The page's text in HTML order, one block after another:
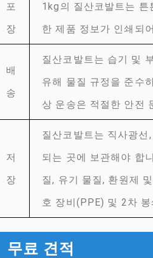
포
장
1kg의 질산코발트는 튼
한 제품 정보가 인쇄되
배
송
질산코발트는 습기 및
유해 물질 규정을 준수
상 운송은 적절한 안전
저
장
질산코발트는 직사광
되는 곳에 보관해야 합
질, 유기 물질, 환원제
호 장비(PPE) 및 2차
무료 견적